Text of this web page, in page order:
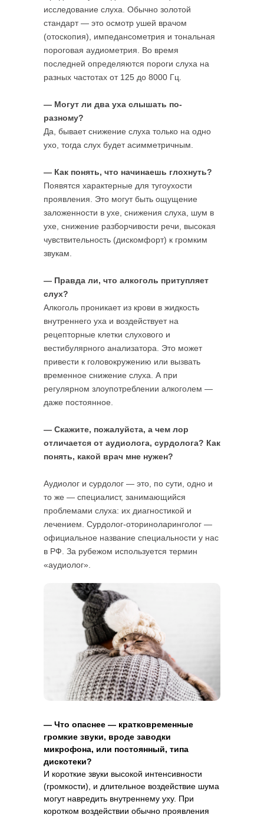
исследование слуха. Обычно золотой
стандарт — это осмотр ушей врачом
(отоскопия), импедансометрия и тональная
пороговая аудиометрия. Во время
последней определяются пороги слуха на
разных частотах от 125 до 8000 Гц.
— Могут ли два уха слышать по-
разному?
Да, бывает снижение слуха только на одно
ухо, тогда слух будет асимметричным.
— Как понять, что начинаешь глохнуть?
Появятся характерные для тугоухости
проявления. Это могут быть ощущение
заложенности в ухе, снижения слуха, шум в
ухе, снижение разборчивости речи, высокая
чувствительность (дискомфорт) к громким
звукам.
— Правда ли, что алкоголь притупляет
слух?
Алкоголь проникает из крови в жидкость
внутреннего уха и воздействует на
рецепторные клетки слухового и
вестибулярного анализатора. Это может
привести к головокружению или вызвать
временное снижение слуха. А при
регулярном злоупотреблении алкоголем —
даже постоянное.
— Скажите, пожалуйста, а чем лор
отличается от аудиолога, сурдолога? Как
понять, какой врач мне нужен?
Аудиолог и сурдолог — это, по сути, одно и
то же — специалист, занимающийся
проблемами слуха: их диагностикой и
лечением. Сурдолог-оториноларинголог —
официальное название специальности у нас
в РФ. За рубежом используется термин
«аудиолог».
— Что опаснее — кратковременные
громкие звуки, вроде заводки
микрофона, или постоянный, типа
дискотеки?
И короткие звуки высокой интенсивности
(громкости), и длительное воздействие шума
могут навредить внутреннему уху. При
коротком воздействии обычно проявления